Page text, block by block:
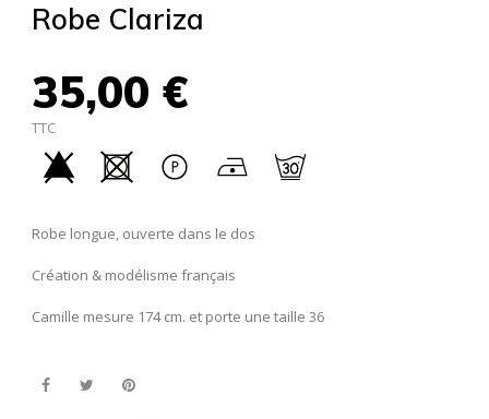
Robe Clariza
35,00 €
TTC
Robe longue, ouverte dans le dos
Création & modélisme français
Camille mesure 174 cm. et porte une taille 36